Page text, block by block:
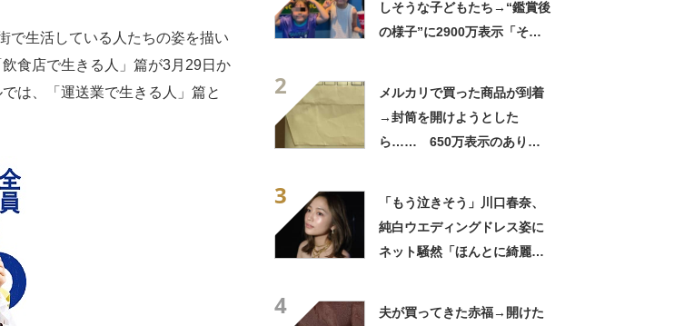
で生活している人たちの姿を描い
食店で生きる人」篇が3月29日か
は、「運送業で生きる人」篇と
しそうな子どもたち→“鑑賞後
の様子”に2900万表示「そう
2
メルカリで買った商品が到着
→封筒を開けようとした
ら…… 650万表示のありえ
3
「もう泣きそう」川口春奈、
純白ウエディングドレス姿に
ネット騒然「ほんとに綺麗」
4
夫が買ってきた赤福→開けた